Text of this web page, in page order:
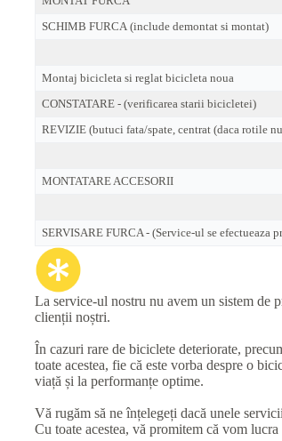
SCHIMB FURCA (include demontat si montat)
Montaj bicicleta si reglat bicicleta noua
CONSTATARE - (verificarea starii bicicletei)
REVIZIE (butuci fata/spate, centrat (daca rotile
MONTATARE ACCESORII
SERVISARE FURCA - (Service-ul se efectueaza
La service-ul nostru nu avem un sistem de
clienții noștri.
În cazuri rare de biciclete deteriorate,
toate acestea, fie că este vorba despre o
viață și la performanțe optime.
Vă rugăm să ne înțelegeți dacă unele
Cu toate acestea, vă promitem că vom